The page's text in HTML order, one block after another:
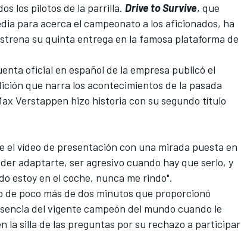
los pilotos de la parrilla. Drive to Survive, que
para acerca el campeonato a los aficionados, ha
su quinta entrega en la famosa plataforma de
oficial en español de la empresa publicó el
que narra los acontecimientos de la pasada
Verstappen hizo historia con su segundo título
el vídeo de presentación con una mirada puesta en
adaptarte, ser agresivo cuando hay que serlo, y
estoy en el coche, nunca me rindo".
de poco más de dos minutos que proporcionó
del vigente campeón del mundo cuando le
la silla de las preguntas por su rechazo a participar